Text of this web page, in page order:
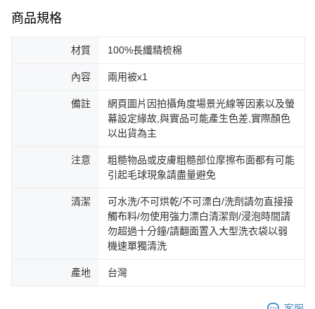
商品規格
材質 100%長纖精梳棉
內容 兩用被x1
備註
網頁圖片因拍攝角度場景光線等因素以及螢
幕設定緣故,與實品可能產生色差,實際顏色
以出貨為主
注意
粗糙物品或皮膚粗糙部位摩擦布面都有可能
引起毛球現象請盡量避免
清潔
可水洗/不可烘乾/不可漂白/洗劑請勿直接接
觸布料/勿使用強力漂白清潔劑/浸泡時間請
勿超過十分鐘/請翻面置入大型洗衣袋以弱
機速單獨清洗
產地 台灣